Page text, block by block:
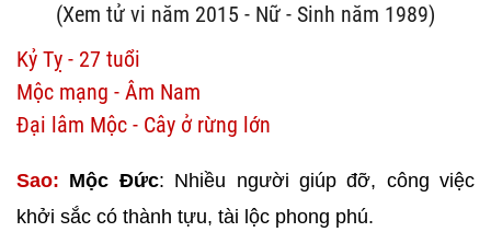
(Xem tử vi năm 2015 - Nữ - Sinh năm 1989)
Kỷ Tỵ - 27 tuổi
Mộc mạng - Âm Nam
Đại lâm Mộc - Cây ở rừng lớn
Sao: Mộc Đức: Nhiều người giúp đỡ, công việc
khởi sắc có thành tựu, tài lộc phong phú.